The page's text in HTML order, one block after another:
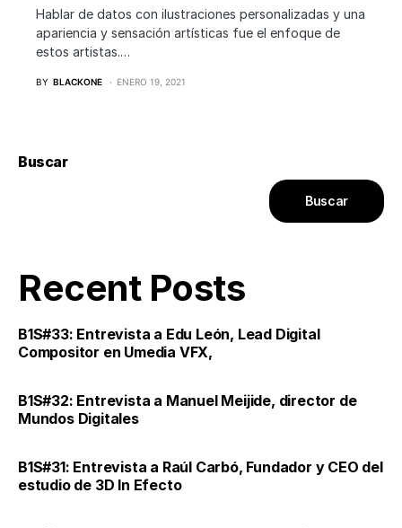
Hablar de datos con ilustraciones personalizadas y una
apariencia y sensación artísticas fue el enfoque de
estos artistas.…
BY BLACKONE ENERO 19, 2021
Buscar
Buscar
Recent Posts
B1S#33: Entrevista a Edu León, Lead Digital
Compositor en Umedia VFX,
B1S#32: Entrevista a Manuel Meijide, director de
Mundos Digitales
B1S#31: Entrevista a Raúl Carbó, Fundador y CEO del
estudio de 3D In Efecto